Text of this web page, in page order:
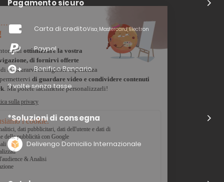
Pagamento sicuro
Carta di creditoVisa, Mastercard, Electron
Paypal
Bonifico Bancario
3 volte senza tasse
*Soluzioni di consegna
Delivengo Domicilio Internazionale